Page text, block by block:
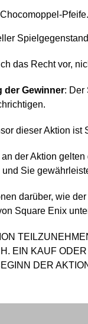
Pfeife.
das Recht vor,
der Gewinner: Der
dieser Aktion ist
der Aktion
Sie
darüber, wie
Square Enix
EIN KAUF
DER